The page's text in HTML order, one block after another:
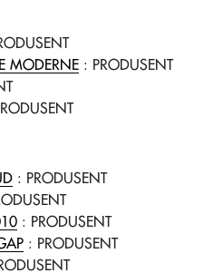
MODERNE : PRODUSENT
: PRODUSENT
: PRODUSENT
: PRODUSENT